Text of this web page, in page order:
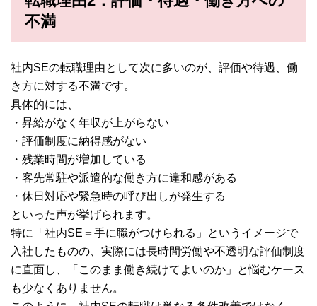
不満
社内SEの転職理由として次に多いのが、評価や待遇、働
き方に対する不満です。
具体的には、
・昇給がなく年収が上がらない
・評価制度に納得感がない
・残業時間が増加している
・客先常駐や派遣的な働き方に違和感がある
・休日対応や緊急時の呼び出しが発生する
といった声が挙げられます。
特に「社内SE＝手に職がつけられる」というイメージで
入社したものの、実際には長時間労働や不透明な評価制度
に直面し、「このまま働き続けてよいのか」と悩むケース
も少なくありません。